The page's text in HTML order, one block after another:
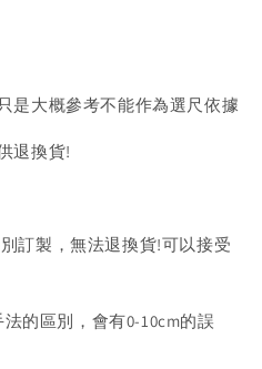
是大概參考不能作為選尺依據
退換貨!
訂製，無法退換貨!可以接受
的區別，會有0-10cm的誤